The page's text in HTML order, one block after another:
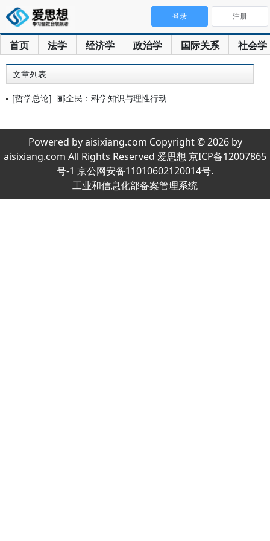
首页 法学 经济学 政治学 国际关系 社会学
登录 注册
文章列表
[哲学总论] 郦全民：科学知识与理性行动
Powered by aisixiang.com Copyright © 2026 by
aisixiang.com All Rights Reserved 爱思想 京ICP备12007865
号-1 京公网安备11010602120014号.
工业和信息化部备案管理系统